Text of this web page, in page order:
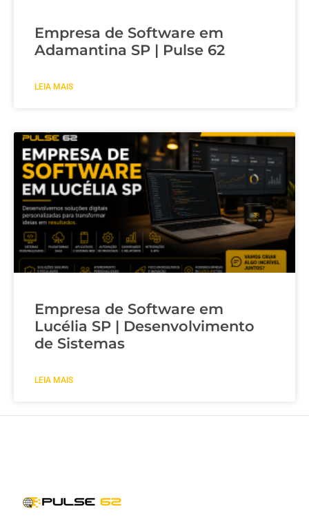
Empresa de Software em
Adamantina SP | Pulse 62
LEIA MAIS
Empresa de Software em
Lucélia SP | Desenvolvimento
de Sistemas
LEIA MAIS